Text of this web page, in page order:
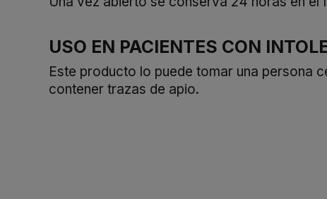
USO EN PACIENTES CON
Este producto lo puede tomar una persona
contener trazas de apio.